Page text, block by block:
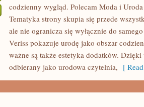
CZYTELNICY
ANALIZUJĄ
codzienny wygląd. Polecam Moda i
Tematyka strony skupia się przede
ale nie ogranicza się wyłącznie do
Veriss pokazuje urodę jako obszar
ważne są także estetyka dodatków.
odbierany jako urodowa czytelnia, [